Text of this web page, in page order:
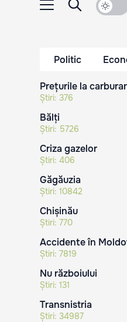
Politic
Prețurile la
Știri: 376
Bălți
Știri: 5726
Criza gazelor
Știri: 406
Găgăuzia
Știri: 10842
Chișinău
Știri: 770
Accidente în
Știri: 7819
Nu războiului
Știri: 131
Transnistria
Știri: 34987